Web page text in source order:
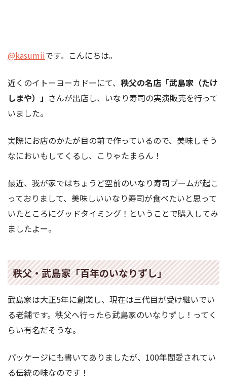
@kasumiiです。こんにちは。
近くのイトーヨーカドーにて、 秩父の名店「武島家（たけ
しまや）」 さんが出店し、いなり寿司の実演販売を行って
いました。
実際にお店のかたが目の前で作っているので、美味しそう
なにおいもしてくるし、こりゃたまらん！
最近、我が家ではちょうど空前のいなり寿司ブームが起こ
っておりまして、美味しいいなり寿司が食べたいと思って
いたところにグッドタイミング！ということで購入してみ
ましたよー。
秩父・武島家「百年のいなりずし」
武島家は大正5年に創業し、現在は三代目が受け継いでい
る老舗です。秩父へ行ったら武島家のいなりずし！ってく
らい有名だそうな。
パッケージにも書いてありましたが、100年間愛されてい
る伝統の味なのです！